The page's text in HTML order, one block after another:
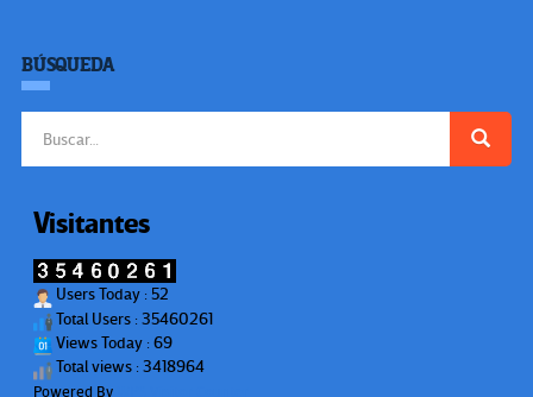
BÚSQUEDA
Visitantes
Users Today : 52
Total Users : 35460261
Views Today : 69
Total views : 3418964
Powered By